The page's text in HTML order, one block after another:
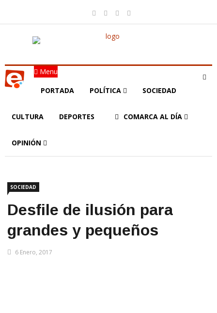
Menu
PORTADA POLÍTICA SOCIEDAD
CULTURA DEPORTES COMARCA AL DÍA
OPINIÓN
SOCIEDAD
Desfile de ilusión para
grandes y pequeños
6 Enero, 2017